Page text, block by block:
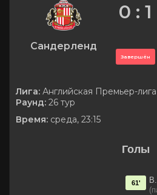
Сандерленд
0 : 1
Завершён
Лига: Английская Премьер-лига
Раунд: 26 тур
Время: среда, 23:15
Голы
61'